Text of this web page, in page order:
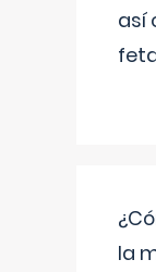
así
la